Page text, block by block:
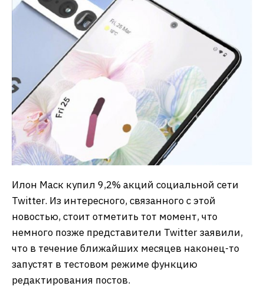
Илон Маск купил 9,2% акций социальной сети
Twitter. Из интересного, связанного с этой
новостью, стоит отметить тот момент, что
немного позже представители Twitter заявили,
что в течение ближайших месяцев наконец-то
запустят в тестовом режиме функцию
редактирования постов.